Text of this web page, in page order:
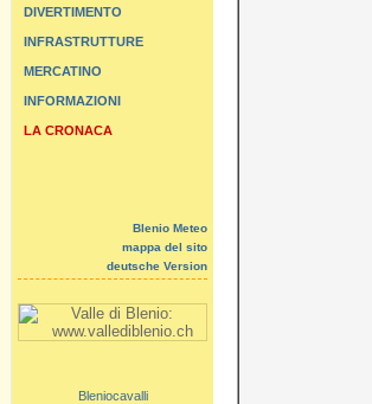
DIVERTIMENTO
INFRASTRUTTURE
MERCATINO
INFORMAZIONI
LA CRONACA
Blenio Meteo
mappa del sito
deutsche Version
Bleniocavalli